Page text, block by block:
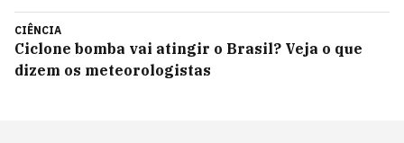
CIÊNCIA
Ciclone bomba vai atingir o Brasil? Veja o que
dizem os meteorologistas